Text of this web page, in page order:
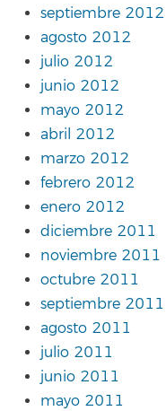
septiembre 2012
agosto 2012
julio 2012
junio 2012
mayo 2012
abril 2012
marzo 2012
febrero 2012
enero 2012
diciembre 2011
noviembre 2011
octubre 2011
septiembre 2011
agosto 2011
julio 2011
junio 2011
mayo 2011